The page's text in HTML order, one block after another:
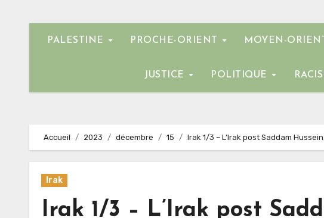
PALESTINE PROCHE-ORIENT MOYEN-
JUSTICE POLITIQUE
Accueil 2023 décembre 15 Irak 1/3 – L’Irak post Saddam
Irak
Irak 1/3 – L’Irak post